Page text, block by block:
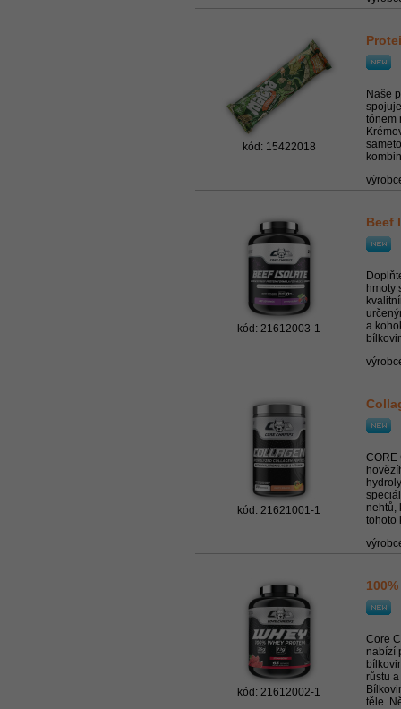
kód: 15422018
Naše
tónem
kód: 21612003-1
Beef
hmoty
a
kód: 21621001-1
CORE
nehtů,
tohoto
kód: 21612002-1
Core
nabízí
růstu
těle.